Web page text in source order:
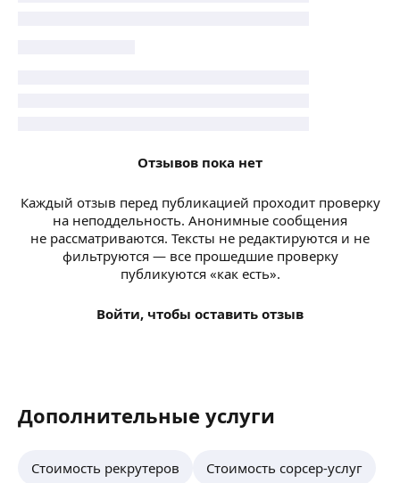
Отзывов пока нет
Каждый отзыв перед публикацией проходит проверку
на неподдельность. Анонимные сообщения
не рассматриваются. Тексты не редактируются и не
фильтруются — все прошедшие проверку
публикуются «как есть».
Войти, чтобы оставить отзыв
Дополнительные услуги
Стоимость рекрутеров Стоимость сорсер-услуг